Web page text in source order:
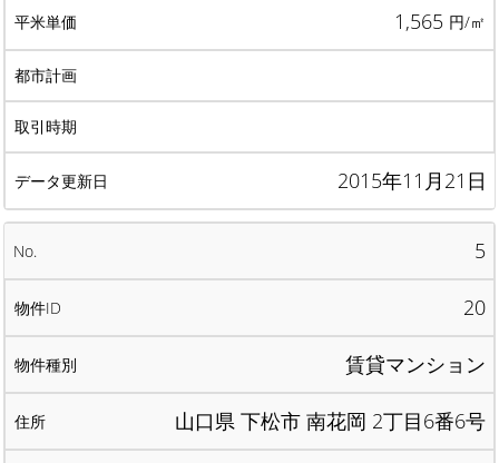
1,565 円/㎡
2015年11月21日
5
20
賃貸マンション
山口県 下松市 南花岡 2丁目6番6号